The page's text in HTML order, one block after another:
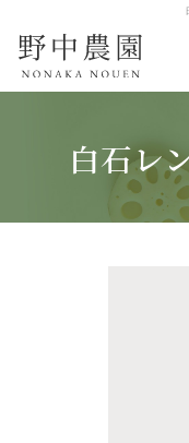
白石レ